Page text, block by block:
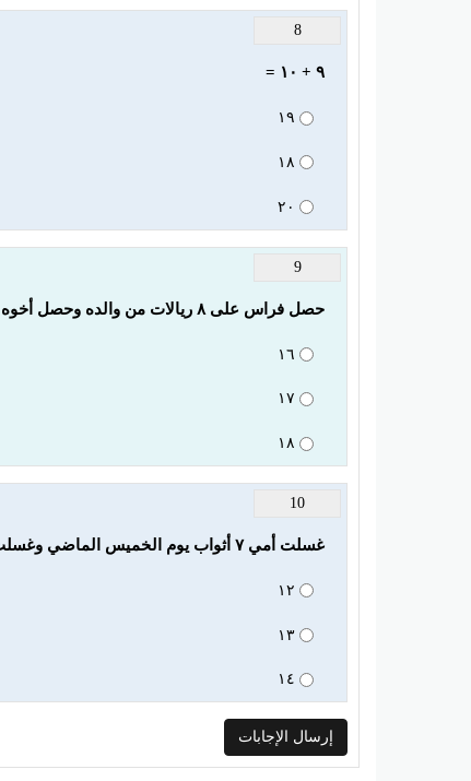
8
٩ + ١٠ =
١٩
١٨
٢٠
9
حصل فراس على ٨ ريالات من والده وحصل أخوه محمود على أكثر من ذلك بريال ، اكتب جملة عددية تبين النقود التي حصل عليها الاثنان ؟
١٦
١٧
١٨
10
غسلت أمي ٧ أثواب يوم الخميس الماضي وغسلت عددا أقل من ذلك بثوب واحد يوم الجمعة ، اكتب جملة عددية تبين عدد الأثواب التي غسلتها أمي في اليومين ؟
١٢
١٣
١٤